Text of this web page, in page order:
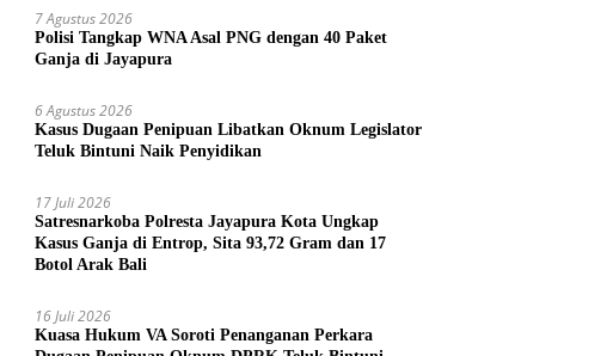
7 Agustus 2026
Polisi Tangkap WNA Asal PNG dengan 40 Paket
Ganja di Jayapura
6 Agustus 2026
Kasus Dugaan Penipuan Libatkan Oknum Legislator
Teluk Bintuni Naik Penyidikan
17 Juli 2026
Satresnarkoba Polresta Jayapura Kota Ungkap
Kasus Ganja di Entrop, Sita 93,72 Gram dan 17
Botol Arak Bali
16 Juli 2026
Kuasa Hukum VA Soroti Penanganan Perkara